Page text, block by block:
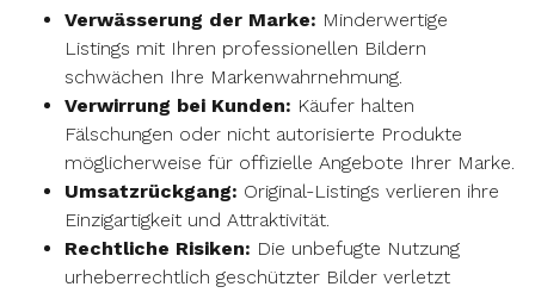
Verwässerung der Marke: Minderwertige
Listings mit Ihren professionellen Bildern
schwächen Ihre Markenwahrnehmung.
Verwirrung bei Kunden: Käufer halten
Fälschungen oder nicht autorisierte Produkte
möglicherweise für offizielle Angebote Ihrer Marke.
Umsatzrückgang: Original-Listings verlieren ihre
Einzigartigkeit und Attraktivität.
Rechtliche Risiken: Die unbefugte Nutzung
urheberrechtlich geschützter Bilder verletzt